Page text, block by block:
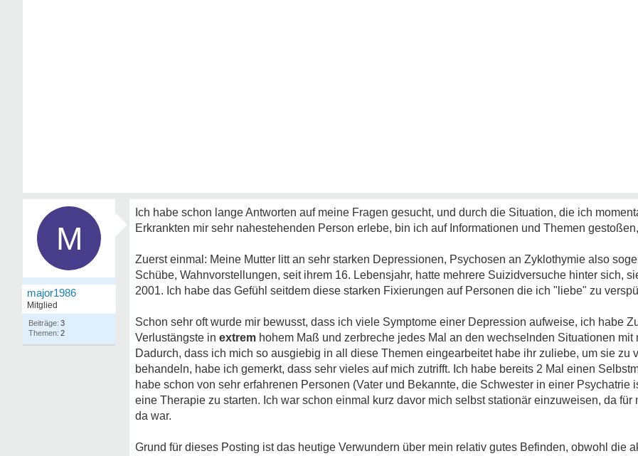
M
major1986
Mitglied
3
2
Ich habe schon lange Antworten auf meine Fragen gesucht, und durch die Situation, die ich
Erkrankten mir sehr nahestehenden Person erlebe, bin ich auf Informationen und Themen
Zuerst einmal: Meine Mutter litt an sehr starken Depressionen, Psychosen an Zyklothymie also
Schübe, Wahnvorstellungen, seit ihrem 16. Lebensjahr, hatte mehrere Suizidversuche hinter sich,
2001. Ich habe das Gefühl seitdem diese starken Fixierungen auf Personen die ich "liebe" zu
Schon sehr oft wurde mir bewusst, dass ich viele Symptome einer Depression aufweise, ich habe
Verlustängste in extrem hohem Maß und zerbreche jedes Mal an den wechselnden Situationen mit
Dadurch, dass ich mich so ausgiebig in all diese Themen eingearbeitet habe ihr zuliebe, um sie zu
behandeln, habe ich gemerkt, dass sehr vieles auf mich zutrifft. Ich habe bereits 2 Mal einen
habe schon von sehr erfahrenen Personen (Vater und Bekannte, die Schwester in einer Psychatrie
eine Therapie zu starten. Ich war schon einmal kurz davor mich selbst stationär einzuweisen, da für
da war.
Grund für dieses Posting ist das heutige Verwundern über mein relativ gutes Befinden, obwohl die